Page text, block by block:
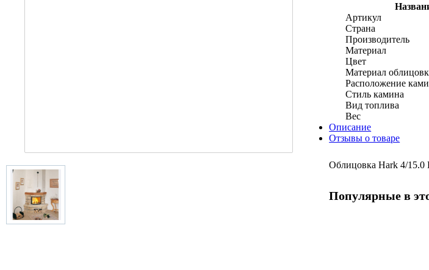
Артикул
Страна
Производитель
Материал
Цвет
Материал
Расположение
Стиль камина
Вид топлива
Вес
Описание
Отзывы о товаре
Облицовка Hark 4/15.0
Популярные в